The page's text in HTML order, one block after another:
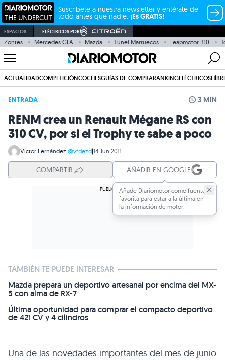
Suscríbete a nuestra newsletter y entérate de
todo antes que nadie. ¡Es GRATIS!
ESPACIOS ELÉCTRICOS POR
Zontes Mercedes GLA Mazda Túnel Marruecos Leapmotor B10
ACTUALIDADCOMPETICIÓNCOCHESGUÍAS DE COMPRARANKINGELÉCTRICOS
ENTRADA 3 MIN
RENM crea un Renault Mégane RS con
310 CV, por si el Trophy te sabe a poco
Víctor Fernández|@vfdezd|14 Jun 2011
COMPARTIR AÑADIR EN GOOGLE
Añade Diariomotor como fuente
favorita para estar a la última en
la información de motor.
TAMBIÉN TE PUEDE INTERESAR
Mazda prepara un deportivo artesanal por encima del MX-
5 con alma de RX-7
Última oportunidad para comprar el compacto deportivo
de 421 CV y 4 cilindros
Una de las novedades importantes del mes de junio